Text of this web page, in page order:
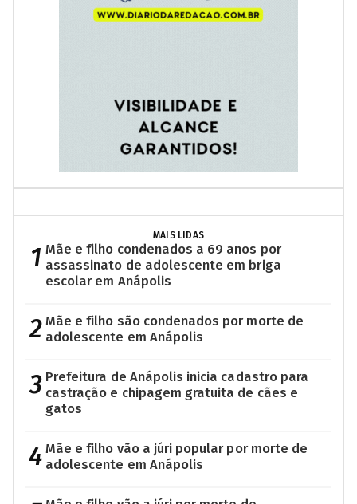
MAIS LIDAS
1 Mãe e filho condenados a 69 anos por
assassinato de adolescente em briga
escolar em Anápolis
2 Mãe e filho são condenados por morte de
adolescente em Anápolis
3 Prefeitura de Anápolis inicia cadastro para
castração e chipagem gratuita de cães e
gatos
4 Mãe e filho vão a júri popular por morte de
adolescente em Anápolis